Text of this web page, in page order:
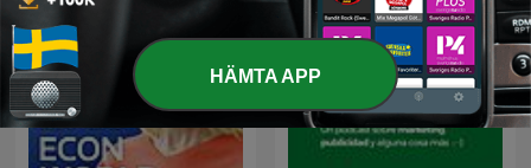
HÄMTA APP